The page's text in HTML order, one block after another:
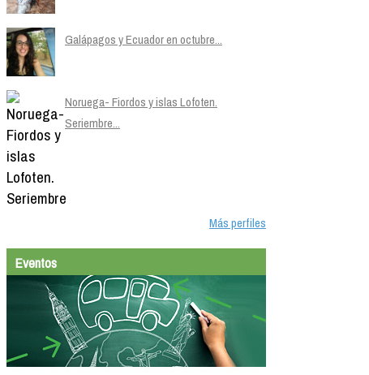
Galápagos y Ecuador en octubre...
Noruega- Fiordos y islas Lofoten.
Seriembre...
Más perfiles
Eventos